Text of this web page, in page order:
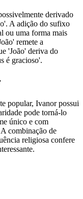
derivado
A adição do sufixo
ou uma forma mais
remete a
'João' deriva do
é gracioso'.
popular, Ivanor possui
pode torná-lo
único e com
combinação de
religiosa confere